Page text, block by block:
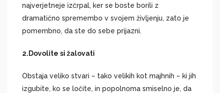
najverjetneje izčrpal, ker se boste borili z
dramatično spremembo v svojem življenju, zato je
pomembno, da ste do sebe prijazni.
2.Dovolite si žalovati
Obstaja veliko stvari – tako velikih kot majhnih – ki jih
izgubite, ko se ločite, in popolnoma smiselno je, da